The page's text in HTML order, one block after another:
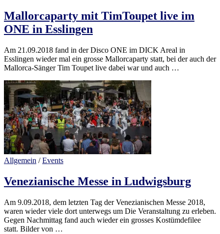
Mallorcaparty mit TimToupet live im
ONE in Esslingen
Am 21.09.2018 fand in der Disco ONE im DICK Areal in
Esslingen wieder mal ein grosse Mallorcaparty statt, bei der auch der
Mallorca-Sänger Tim Toupet live dabei war und auch …
Allgemein /Events
Venezianische Messe in Ludwigsburg
Am 9.09.2018, dem letzten Tag der Venezianischen Messe 2018,
waren wieder viele dort unterwegs um Die Veranstaltung zu erleben.
Gegen Nachmittag fand auch wieder ein grosses Kostümdefilee
statt. Bilder von …